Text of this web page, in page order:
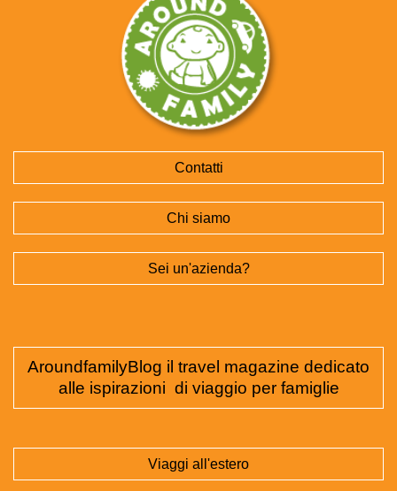
Contatti
Chi siamo
Sei un'azienda?
AroundfamilyBlog il travel magazine dedicato
alle ispirazioni di viaggio per famiglie
Viaggi all'estero